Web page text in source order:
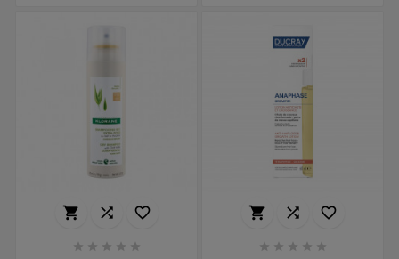
  
    
  
    